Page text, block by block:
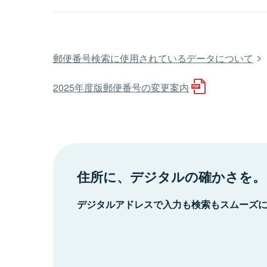
郵便番号検索に使用されているデータについて
2025年度版郵便番号の変更案内
住所に、デジタルの確かさを。
デジタルアドレスで入力も検索もスムーズ